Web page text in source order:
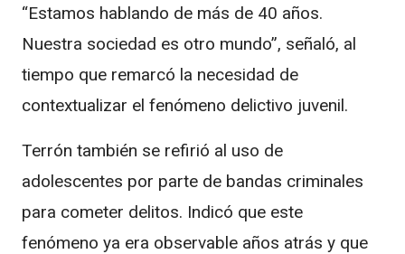
“Estamos hablando de más de 40 años.
Nuestra sociedad es otro mundo”, señaló, al
tiempo que remarcó la necesidad de
contextualizar el fenómeno delictivo juvenil.
Terrón también se refirió al uso de
adolescentes por parte de bandas criminales
para cometer delitos. Indicó que este
fenómeno ya era observable años atrás y que